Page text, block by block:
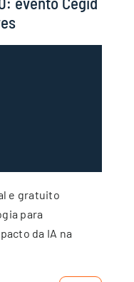
e gratuito
para
da IA na